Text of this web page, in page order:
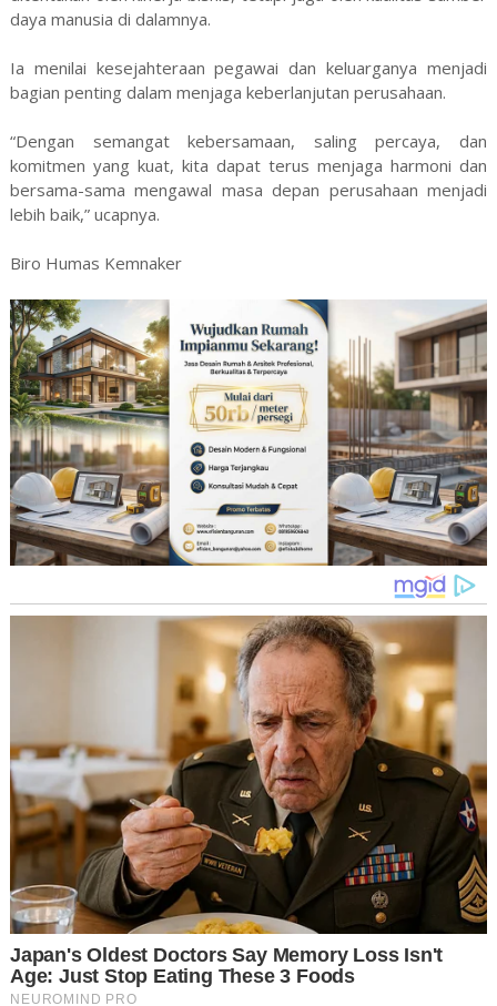
daya manusia di dalamnya.
Ia menilai kesejahteraan pegawai dan keluarganya menjadi
bagian penting dalam menjaga keberlanjutan perusahaan.
“Dengan semangat kebersamaan, saling percaya, dan
komitmen yang kuat, kita dapat terus menjaga harmoni dan
bersama-sama mengawal masa depan perusahaan menjadi
lebih baik,” ucapnya.
Biro Humas Kemnaker